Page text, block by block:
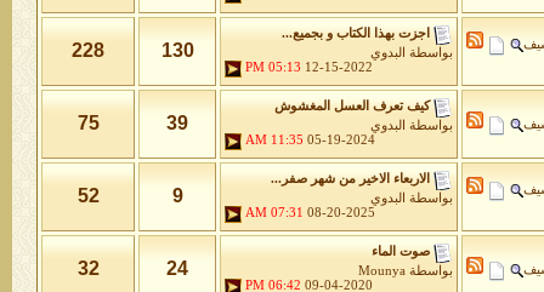
اجزت بهذا الكتاب و بجميع...
بواسطة
البدوي
12-15-2022
05:13 PM
130
228
كيف تعرف العسل المغشوش
بواسطة
البدوي
05-19-2024
11:35 AM
39
75
الاربعاء الاخير من شهر صفر...
بواسطة
البدوي
08-20-2025
07:31 AM
9
52
صوت الماء
بواسطة Mounya
09-04-2020
06:42 PM
24
32